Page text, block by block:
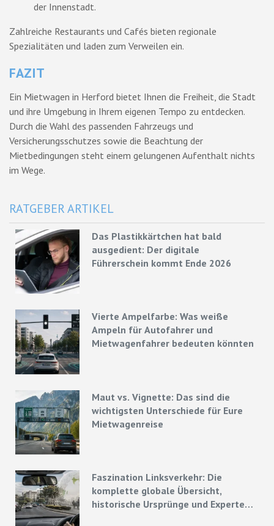
der Innenstadt.
Zahlreiche Restaurants und Cafés bieten regionale
Spezialitäten und laden zum Verweilen ein.
FAZIT
Ein Mietwagen in Herford bietet Ihnen die Freiheit, die Stadt
und ihre Umgebung in Ihrem eigenen Tempo zu entdecken.
Durch die Wahl des passenden Fahrzeugs und
Versicherungsschutzes sowie die Beachtung der
Mietbedingungen steht einem gelungenen Aufenthalt nichts
im Wege.
RATGEBER ARTIKEL
Das Plastikkärtchen hat bald
ausgedient: Der digitale
Führerschein kommt Ende 2026
Vierte Ampelfarbe: Was weiße
Ampeln für Autofahrer und
Mietwagenfahrer bedeuten könnten
Maut vs. Vignette: Das sind die
wichtigsten Unterschiede für Eure
Mietwagenreise
Faszination Linksverkehr: Die
komplette globale Übersicht,
historische Ursprünge und Experten-